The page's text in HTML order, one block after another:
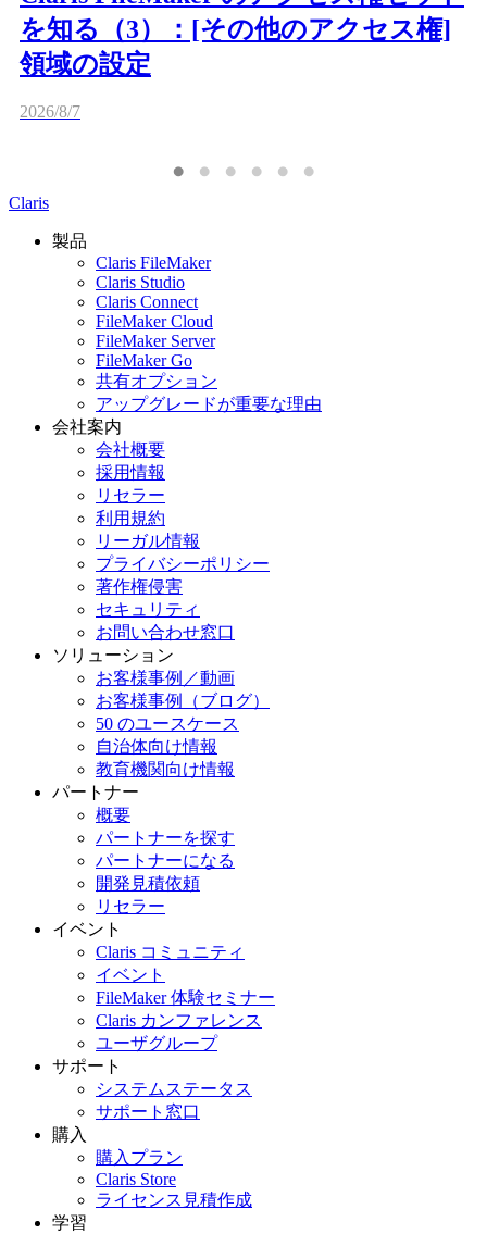
を知る（3）：[その他のアクセス権]
領域の設定
2026/8/7
Claris
製品
Claris FileMaker
Claris Studio
Claris Connect
FileMaker Cloud
FileMaker Server
FileMaker Go
共有オプション
アップグレードが重要な理由
会社案内
会社概要
採用情報
リセラー
利用規約
リーガル情報
プライバシーポリシー
著作権侵害
セキュリティ
お問い合わせ窓口
ソリューション
お客様事例／動画
お客様事例（ブログ）
50 のユースケース
自治体向け情報
教育機関向け情報
パートナー
概要
パートナーを探す
パートナーになる
開発見積依頼
リセラー
イベント
Claris コミュニティ
イベント
FileMaker 体験セミナー
Claris カンファレンス
ユーザグループ
サポート
システムステータス
サポート窓口
購入
購入プラン
Claris Store
ライセンス見積作成
学習